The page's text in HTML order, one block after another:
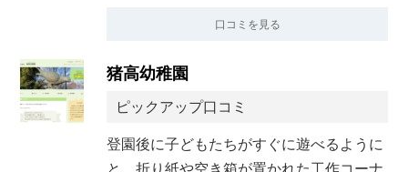
口コミを見る
猪高幼稚園
ピックアップ口コミ
登園後に子どもたちがすぐに遊べるように